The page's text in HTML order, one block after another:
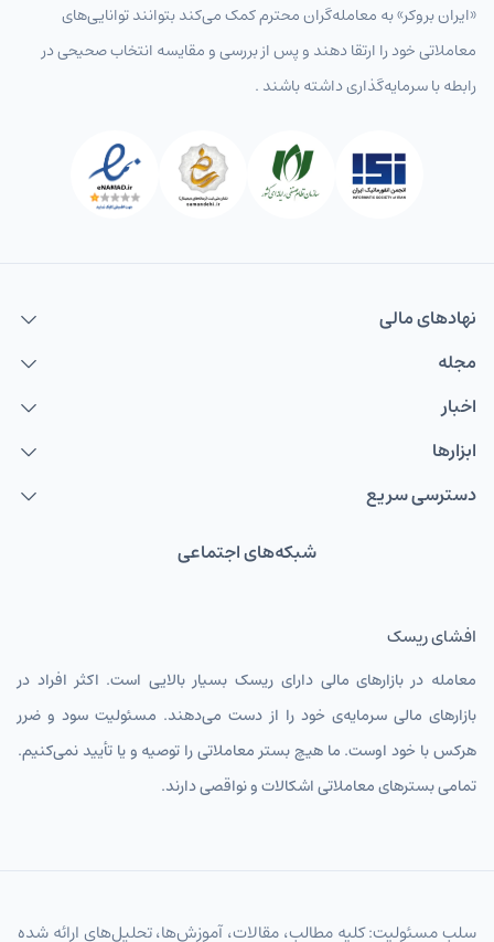
«ایران بروکر» به معامله‌گران محترم کمک می‌کند بتوانند توانایی‌های
معاملاتی خود را ارتقا دهند و پس از بررسی و مقایسه انتخاب‌ صحیحی در
رابطه با سرمایه‌گذاری داشته باشند .
نهاد‌های مالی
مجله
اخبار
ابزارها
دسترسی سریع
شبکه‌های اجتماعی
افشای ریسک
معامله در بازارهای مالی دارای ریسک بسیار بالایی است. اکثر افراد در
بازارهای مالی سرمایه‌ی خود را از دست می‌دهند. مسئولیت سود و ضرر
هرکس با خود اوست. ما هیچ بستر معاملاتی را توصیه و یا تأیید نمی‌کنیم.
تمامی بسترهای معاملاتی اشکالات و نواقصی دارند.
سلب مسئولیت: کلیه مطالب، مقالات، آموزش‌ها، تحلیل‌های ارائه شده